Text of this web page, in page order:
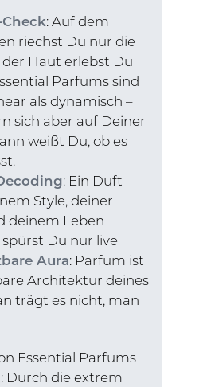
Check: Auf dem
riechst Du nur die
der Haut erlebst Du
Parfums sind
als dynamisch –
sich aber auf Deiner
weißt Du, ob es
: Ein Duft
Style, deiner
deinem Leben
spürst Du nur live
Aura: Parfum ist
Architektur deines
trägt es nicht, man
Essential Parfums
Durch die extrem